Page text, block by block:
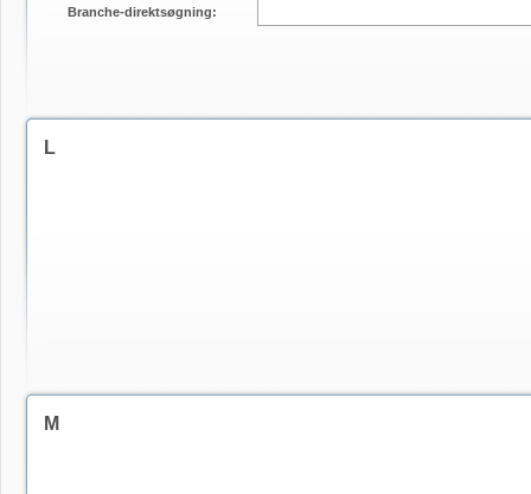
Branche-direktsøgning:
L
M